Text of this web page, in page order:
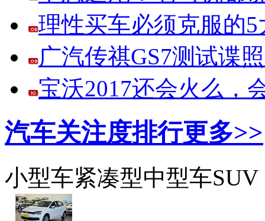
理性买车必须克服的5
广汽传祺GS7测试谍
宝沃2017还会火么，
汽车关注度排行更多>>
小型车紧凑型中型车SUV